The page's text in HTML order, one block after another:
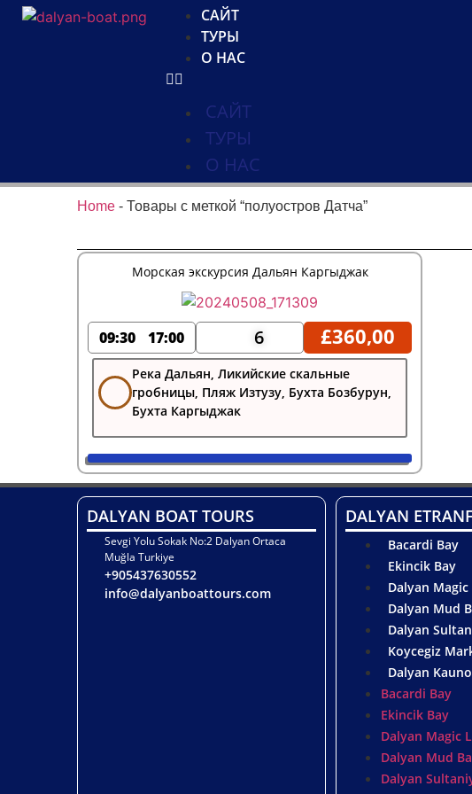
САЙТ
ТУРЫ
О НАС
САЙТ
ТУРЫ
О НАС
Home - Товары с меткой “полуостров Датча”
Морская экскурсия Дальян Каргыджак
09:30 17:00 6 £360,00
Река Дальян, Ликийские скальные
гробницы, Пляж Изтузу, Бухта Бозбурун,
Бухта Каргыджак
DALYAN BOAT TOURS
Sevgi Yolu Sokak No:2 Dalyan Ortaca
Muğla Turkiye
+905437630552
info@dalyanboattours.com
DALYAN
Bacardi Bay
Ekincik Bay
Dalyan Magic
Dalyan Mud
Dalyan
Koycegiz
Dalyan
Bacardi Bay
Ekincik Bay
Dalyan Magic
Dalyan Mud
Dalyan